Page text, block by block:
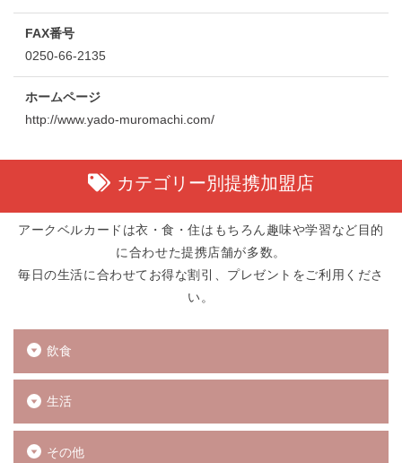
FAX番号
0250-66-2135
ホームページ
http://www.yado-muromachi.com/
カテゴリー別提携加盟店
アークベルカードは衣・食・住はもちろん趣味や学習など目的
に合わせた提携店舗が多数。
毎日の生活に合わせてお得な割引、プレゼントをご利用くださ
い。
飲食
生活
その他